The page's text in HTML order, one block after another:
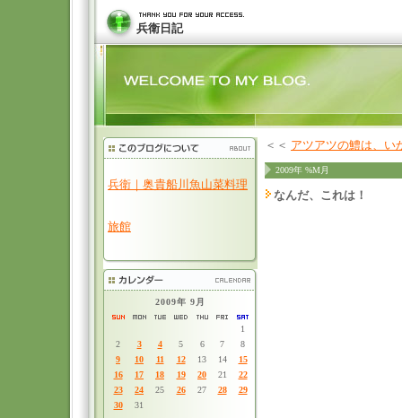
兵衛日記
兵衛｜奥貴船川魚山菜料理
旅館
2009年 9月
1
2
3 4 5 6 7
8
9
10 11 12 13 14
15
16
17 18 19 20 21
22
23
24 25 26 27 28
29
30
31
＜＜ アツアツの鱧は、い
2009年 %M月
なんだ、これは！